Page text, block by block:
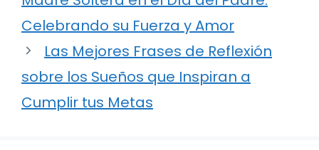
Celebrando su Fuerza y Amor
Las Mejores Frases de Reflexión
sobre los Sueños que Inspiran a
Cumplir tus Metas